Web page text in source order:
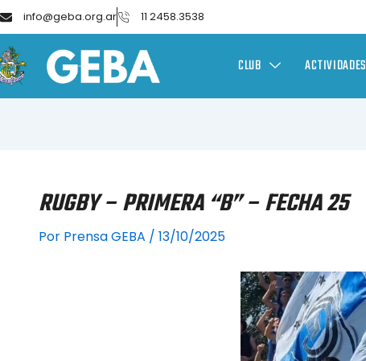
info@geba.org.ar 11 2458.3538
CLUB ACTIVIDADES
RUGBY – PRIMERA “B” – FECHA 25
Por Prensa GEBA / 13/10/2025